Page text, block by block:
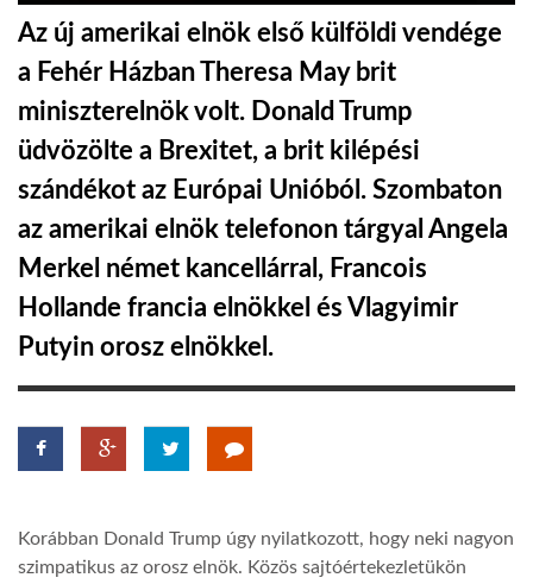
LINKTR.EE
GLOBOZSARU
DOBRAVERO.HU
LATIMO.HU
GLOBOBOOK
Az új amerikai elnök első külföldi vendége
a Fehér Házban Theresa May brit
miniszterelnök volt. Donald Trump
üdvözölte a Brexitet, a brit kilépési
szándékot az Európai Unióból. Szombaton
az amerikai elnök telefonon tárgyal Angela
Merkel német kancellárral, Francois
Hollande francia elnökkel és Vlagyimir
Putyin orosz elnökkel.
Korábban Donald Trump úgy nyilatkozott, hogy neki nagyon
szimpatikus az orosz elnök. Közös sajtóértekezletükön